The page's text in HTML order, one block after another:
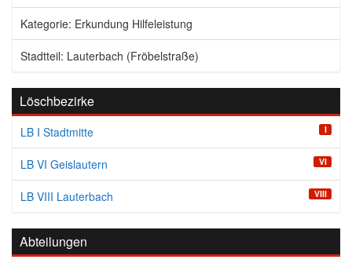
Kategorie: Erkundung Hilfeleistung
Stadtteil: Lauterbach (Fröbelstraße)
Löschbezirke
LB I Stadtmitte I
LB VI Geislautern VI
LB VIII Lauterbach VIII
Abteilungen